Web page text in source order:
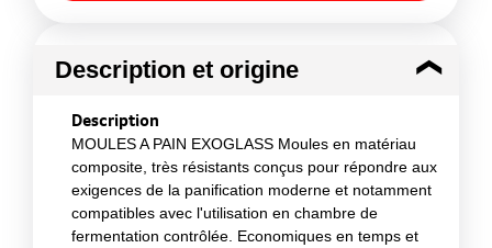
Description et origine
Description
MOULES A PAIN EXOGLASS Moules en matériau
composite, très résistants conçus pour répondre aux
exigences de la panification moderne et notamment
compatibles avec l'utilisation en chambre de
fermentation contrôlée. Economiques en temps et